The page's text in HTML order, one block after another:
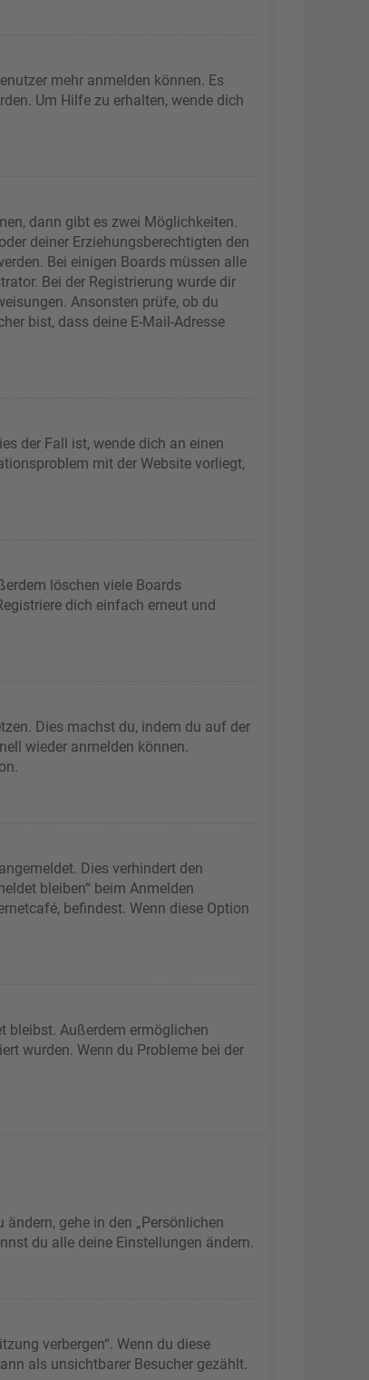
mehr anmelden können. Es
Um Hilfe zu erhalten, wende dich
dann gibt es zwei Möglichkeiten.
deiner Erziehungsberechtigten den
Bei einigen Boards müssen alle
Bei der Registrierung wurde dir
Ansonsten prüfe, ob du
bist, dass deine E-Mail-Adresse
der Fall ist, wende dich an einen
mit der Website vorliegt,
löschen viele Boards
dich einfach erneut und
Dies machst du, indem du auf der
wieder anmelden können.
Dies verhindert den
bleiben“ beim Anmelden
befindest. Wenn diese Option
bleibst. Außerdem ermöglichen
wurden. Wenn du Probleme bei der
gehe in den „Persönlichen
du alle deine Einstellungen ändern.
verbergen“. Wenn du diese
als unsichtbarer Besucher gezählt.